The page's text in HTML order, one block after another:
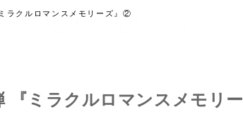
ラクルロマンスメモリーズ』②
『ミラクルロマンスメモリー